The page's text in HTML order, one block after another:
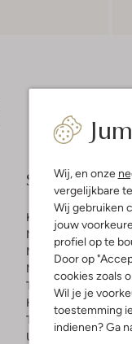
Wij, en onze
vergelijkbare
Wij gebruiken
jouw
profiel op te
Door op
cookies zoals
Wil je je
toestemming
indienen? Ga
Kleur:
Grijs
Materiaal buitenkant:
Materiaal binnenkant:
Materiaal zool:
Rubber
Type sluiting:
Hakvorm:
Plateauzool
Type neus:
Ronde
Uitneembaar